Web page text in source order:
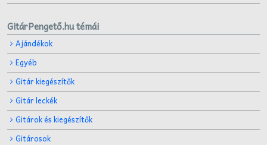
GitárPengető.hu témái
Ajándékok
Egyéb
Gitár kiegészítők
Gitár leckék
Gitárok és kiegészítők
Gitárosok